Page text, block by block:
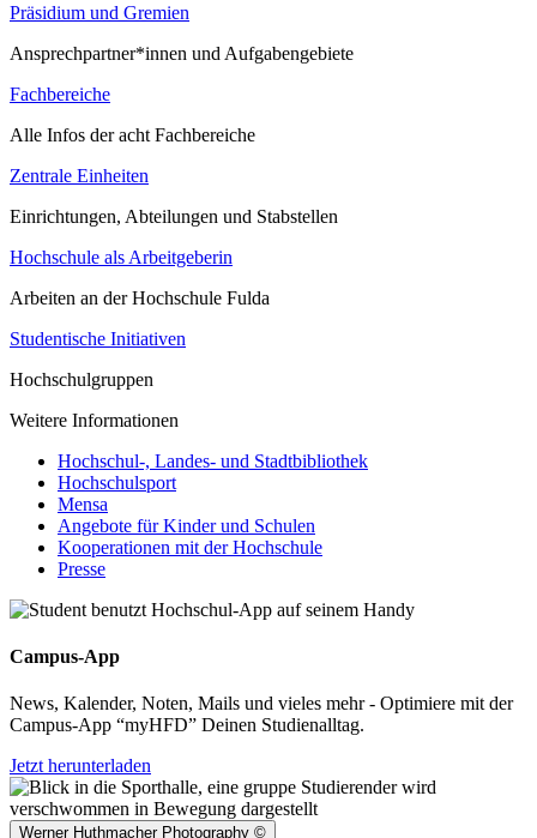
Präsidium und Gremien
Ansprechpartner*innen und Aufgabengebiete
Fachbereiche
Alle Infos der acht Fachbereiche
Zentrale Einheiten
Einrichtungen, Abteilungen und Stabstellen
Hochschule als Arbeitgeberin
Arbeiten an der Hochschule Fulda
Studentische Initiativen
Hochschulgruppen
Weitere Informationen
Hochschul-, Landes- und Stadtbibliothek
Hochschulsport
Mensa
Angebote für Kinder und Schulen
Kooperationen mit der Hochschule
Presse
Campus-App
News, Kalender, Noten, Mails und vieles mehr - Optimiere mit der
Campus-App “myHFD” Deinen Studienalltag.
Jetzt herunterladen
Werner Huthmacher Photography ©